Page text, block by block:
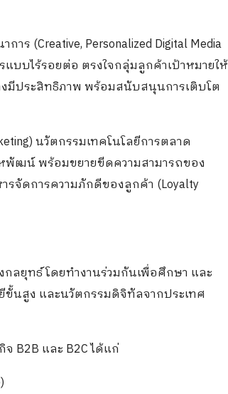
(Creative, Personalized Digital Media
บบไร้รอยต่อ ตรงใจกลุ่มลูกค้าเป้าหมายให้
ประสิทธิภาพ พร้อมสนับสนุนการเติบโต
นวัตกรรมเทคโนโลยีการตลาด
พัฒน์ พร้อมขยายขีดความสามารถของ
รจัดการความภักดีของลูกค้า (Loyalty
ลยุทธ์ โดยทำงานร่วมกันเพื่อศึกษา และ
นสูง และนวัตกรรมดิจิทัลจากประเทศ
B2B และ B2C ได้แก่